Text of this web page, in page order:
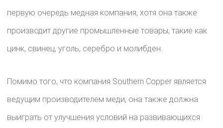
первую очередь медная компания, хотя она также
производит другие промышленные товары, такие как
цинк, свинец, уголь, серебро и молибден.
Помимо того, что компания Southern Copper является
ведущим производителем меди, она также должна
выиграть от улучшения условий на развивающихся